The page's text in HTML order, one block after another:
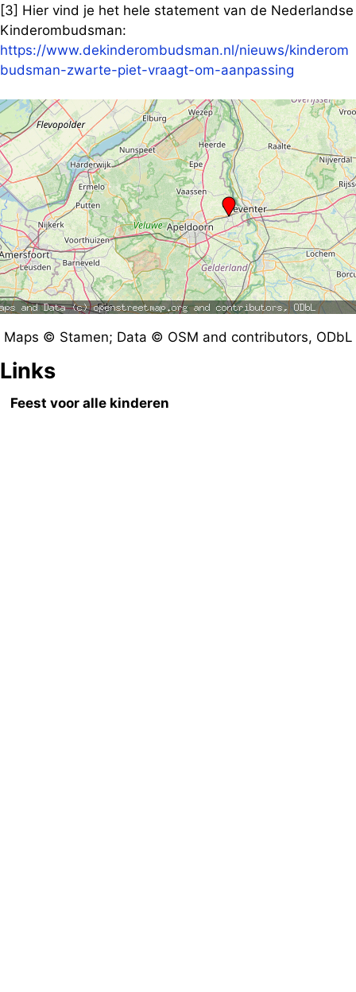
[3] Hier vind je het hele statement van de Nederlandse
Kinderombudsman:
https://www.dekinderombudsman.nl/nieuws/kinderom
budsman-zwarte-piet-vraagt-om-aanpassing
Maps © Stamen; Data © OSM and contributors, ODbL
Links
Feest voor alle kinderen